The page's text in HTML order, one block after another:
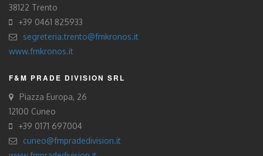
38122 Trento
+39 0461 825933
segreteria.trento@fmkronos.it
www.fmkronos.it
F&M PRADE DIVISION SRL
Piazza Europa, 26
12100 Cuneo
+39 0171 697004
cuneo@fmpradedivision.it